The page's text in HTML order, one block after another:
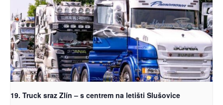
19. Truck sraz Zlín – s centrem na letišti Slušovice